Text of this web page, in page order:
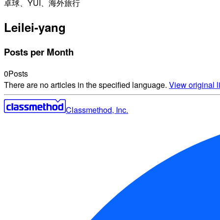
卓球、YUI、海外旅行
Leilei-yang
Posts per Month
0Posts
There are no articles in the specified language. View original
Classmethod, Inc.